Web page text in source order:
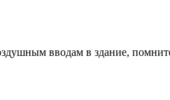
вводам в здание,